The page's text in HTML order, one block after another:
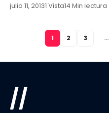
julio 11, 20131 Vista14 Min lectura
1 2 3 …
//